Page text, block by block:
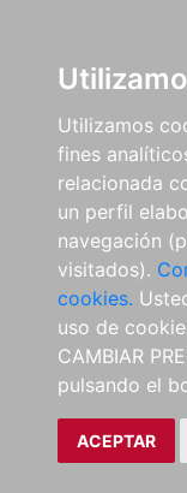
Utilizamos
fines
relacionada
un perfil
navegación
visitados).
cookies.
uso de
CAMBIAR
pulsando el
ACEPTAR